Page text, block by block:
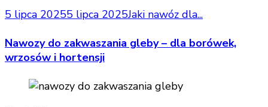
5 lipca 20255 lipca 2025Jaki nawóz dla...
Nawozy do zakwaszania gleby – dla borówek,
wrzosów i hortensji